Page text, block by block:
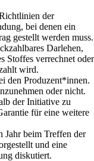
der
bei denen ein
gestellt werden muss.
Darlehen,
Stoffes verrechnet oder
wird.
den Produzent*innen.
oder nicht.
der Initiative zu
für eine weitere
Jahr beim Treffen der
und eine
diskutiert.